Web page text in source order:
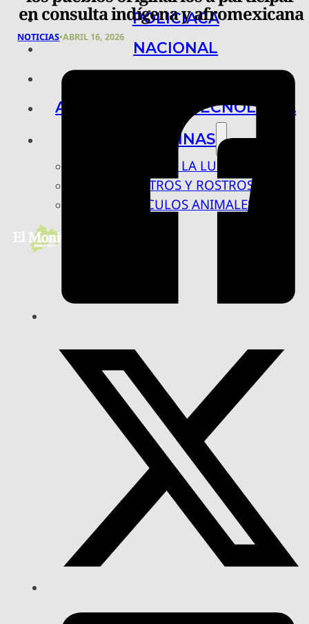
POLICIACA
NACIONAL
ARTE, CIENCIA Y TECNOLOGÍA
COLUMNAS
BAJO LA LUPA
RASTROS Y ROSTROS
VÍNCULOS ANIMALES
en consulta indígena y afromexicana
NOTICIAS•ABRIL 16, 2026